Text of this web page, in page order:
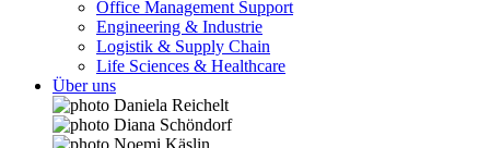
Office Management Support
Engineering & Industrie
Logistik & Supply Chain
Life Sciences & Healthcare
Über uns